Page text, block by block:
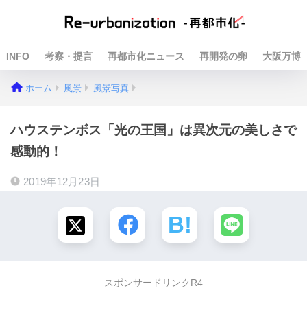
INFO 考察・提言 再都市化ニュース 再開発の卵 大阪万博
ホーム 風景 風景写真
ハウステンボス「光の王国」は異次元の美しさで
感動的！
2019年12月23日
スポンサードリンクR4